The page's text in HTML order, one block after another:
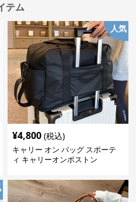
テム
人気
¥4,800 (税込)
キャリー オン バッグ スポーテ
ィ キャリーオンボストン